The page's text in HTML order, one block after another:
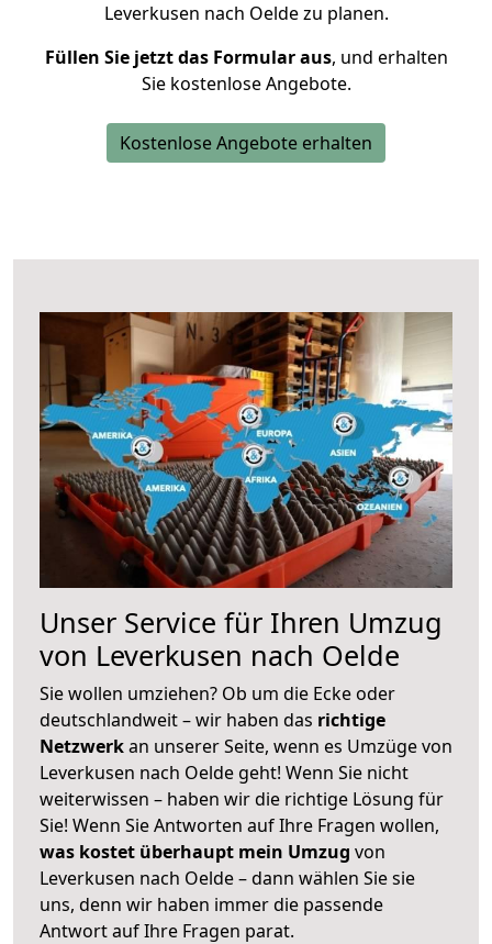
Leverkusen nach Oelde zu planen.
Füllen Sie jetzt das Formular aus, und erhalten
Sie kostenlose Angebote.
Kostenlose Angebote erhalten
Unser Service für Ihren Umzug
von Leverkusen nach Oelde
Sie wollen umziehen? Ob um die Ecke oder
deutschlandweit – wir haben das richtige
Netzwerkan unserer Seite, wenn es Umzüge von
Leverkusen nach Oelde geht! Wenn Sie nicht
weiterwissen – haben wir die richtige Lösung für
Sie! Wenn Sie Antworten auf Ihre Fragen wollen,
was kostet überhaupt mein Umzug von
Leverkusen nach Oelde – dann wählen Sie sie
uns, denn wir haben immer die passende
Antwort auf Ihre Fragen parat.